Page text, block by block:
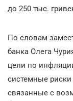
до 250 тыс.
По словам
банка Олега
цели по
системные
связанные с